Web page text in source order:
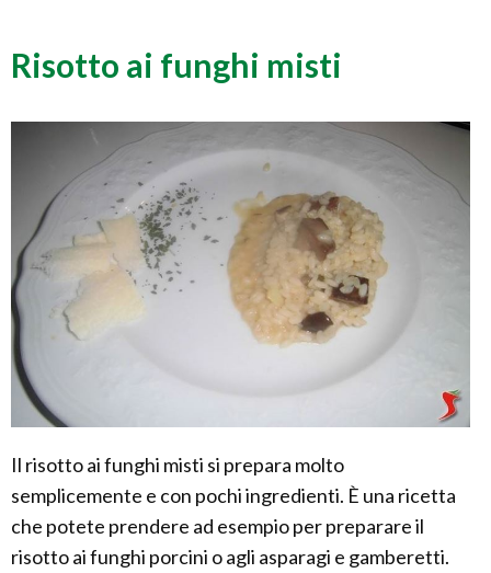
Risotto ai funghi misti
Il risotto ai funghi misti si prepara molto
semplicemente e con pochi ingredienti. È una ricetta
che potete prendere ad esempio per preparare il
risotto ai funghi porcini o agli asparagi e gamberetti.